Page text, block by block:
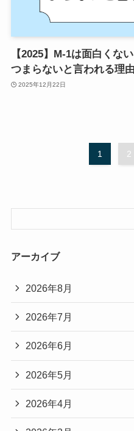
【2025】M-1は面白くな
つまらないと言われる理
2025年12月22日
1 2
アーカイブ
2026年8月
2026年7月
2026年6月
2026年5月
2026年4月